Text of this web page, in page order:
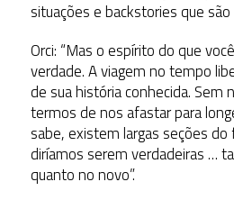
situações e backstories que são
Orci: “Mas o espírito do que
verdade. A viagem no tempo
de sua história conhecida. Sem
termos de nos afastar para
sabe, existem largas seções
diríamos serem verdadeiras …
quanto no novo”.